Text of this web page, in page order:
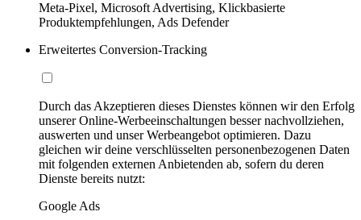
Meta-Pixel, Microsoft Advertising, Klickbasierte
Produktempfehlungen, Ads Defender
Erweitertes Conversion-Tracking
Durch das Akzeptieren dieses Dienstes können wir den Erfolg
unserer Online-Werbeeinschaltungen besser nachvollziehen,
auswerten und unser Werbeangebot optimieren. Dazu
gleichen wir deine verschlüsselten personenbezogenen Daten
mit folgenden externen Anbietenden ab, sofern du deren
Dienste bereits nutzt:
Google Ads